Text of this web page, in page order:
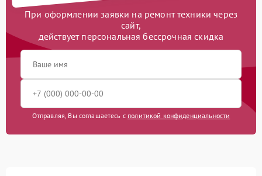
При оформлении заявки на ремонт техники через
сайт,
действует персональная бессрочная скидка
Отправляя, Вы соглашаетесь с политикой конфиденциальности